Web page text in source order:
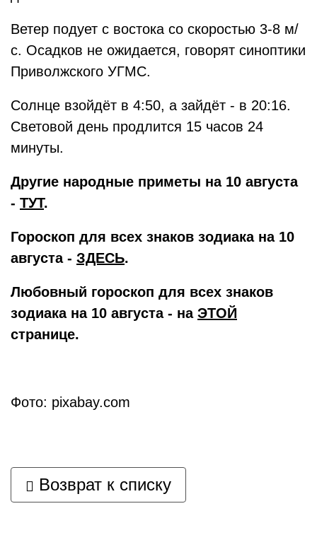
Ветер подует с востока со скоростью 3-8 м/
с. Осадков не ожидается, говорят синоптики
Приволжского УГМС.
Солнце взойдёт в 4:50, а зайдёт - в 20:16.
Световой день продлится 15 часов 24
минуты.
Другие народные приметы на 10 августа
- ТУТ.
Гороскоп для всех знаков зодиака на 10
августа - ЗДЕСЬ.
Любовный гороскоп для всех знаков
зодиака на 10 августа - на ЭТОЙ
странице.
Фото: pixabay.com
Возврат к списку